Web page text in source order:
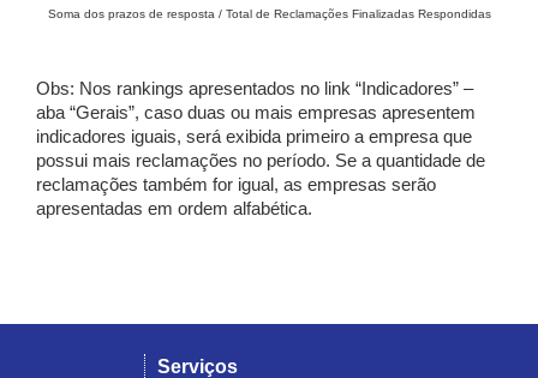
Soma dos prazos de resposta / Total de Reclamações Finalizadas Respondidas
Obs: Nos rankings apresentados no link “Indicadores” –
aba “Gerais”, caso duas ou mais empresas apresentem
indicadores iguais, será exibida primeiro a empresa que
possui mais reclamações no período. Se a quantidade de
reclamações também for igual, as empresas serão
apresentadas em ordem alfabética.
Serviços